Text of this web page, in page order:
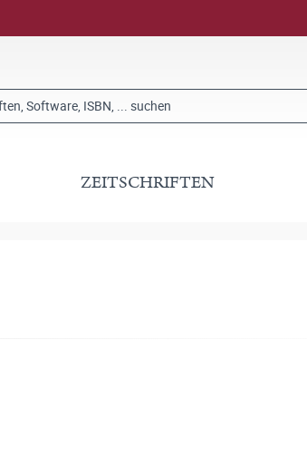
ZEITSCHRIFTEN